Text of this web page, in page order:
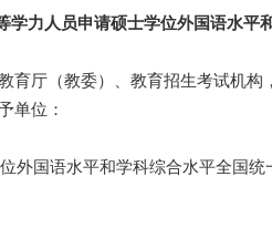
学力人员申请硕士学位外国语水平
厅（教委）、教育招生考试机构
单位：
国语水平和学科综合水平全国统